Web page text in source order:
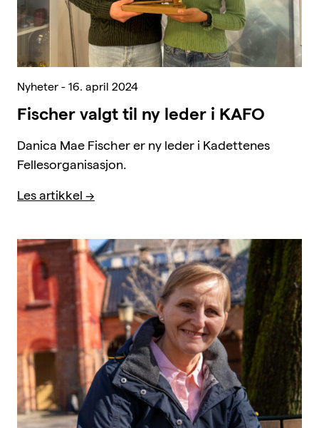
Nyheter - 16. april 2024
Fischer valgt til ny leder i KAFO
Danica Mae Fischer er ny leder i Kadettenes
Fellesorganisasjon.
Les artikkel